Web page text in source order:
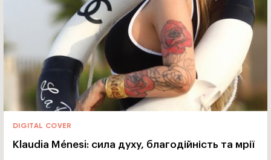
DIGITAL COVER
Klaudia Ménesi: сила духу, благодійність та мрії